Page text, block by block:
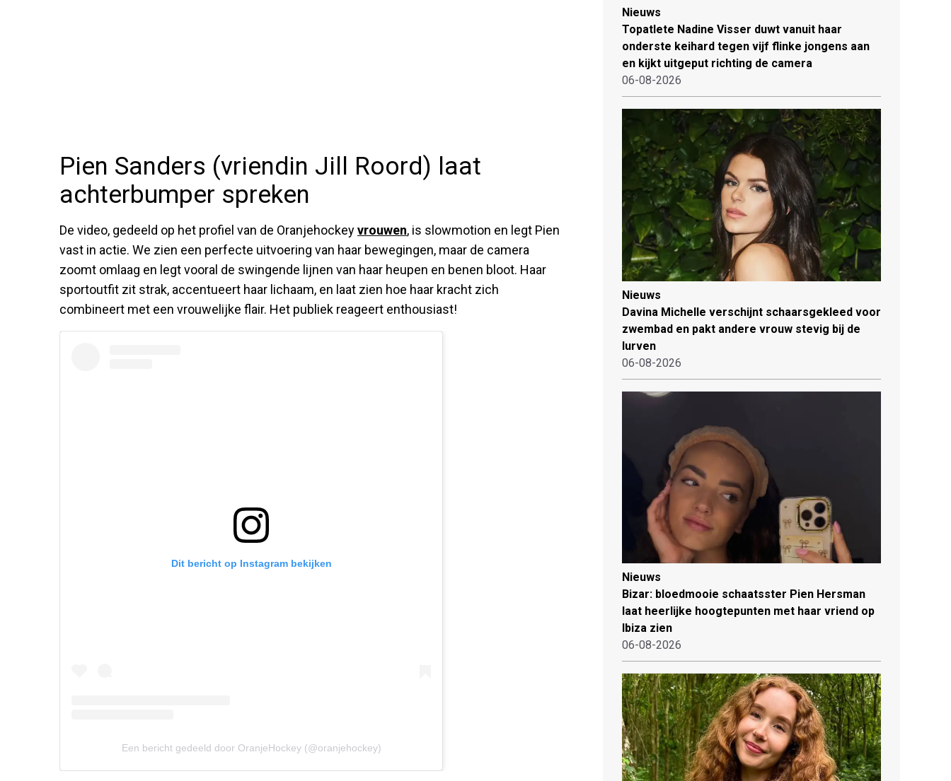
Pien Sanders (vriendin Jill Roord) laat
achterbumper spreken
De video, gedeeld op het profiel van de Oranjehockeyvrouwen, is slowmotion en legt Pien
vast in actie. We zien een perfecte uitvoering van haar bewegingen, maar de camera
zoomt omlaag en legt vooral de swingende lijnen van haar heupen en benen bloot. Haar
sportoutfit zit strak, accentueert haar lichaam, en laat zien hoe haar kracht zich
combineert met een vrouwelijke flair. Het publiek reageert enthousiast!
Dit bericht op Instagram bekijken
Een bericht gedeeld door OranjeHockey (@oranjehockey)
Nieuws
Topatlete Nadine Visser duwt vanuit haar
onderste keihard tegen vijf flinke jongens aan
en kijkt uitgeput richting de camera
06-08-2026
Nieuws
Davina Michelle verschijnt schaarsgekleed voor
zwembad en pakt andere vrouw stevig bij de
lurven
06-08-2026
Nieuws
Bizar: bloedmooie schaatsster Pien Hersman
laat heerlijke hoogtepunten met haar vriend op
Ibiza zien
06-08-2026